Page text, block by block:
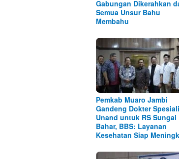
Gabungan Dikerahkan
Semua Unsur Bahu
Membahu
Pemkab Muaro Jambi
Gandeng Dokter
Unand untuk RS Sungai
Bahar, BBS: Layanan
Kesehatan Siap